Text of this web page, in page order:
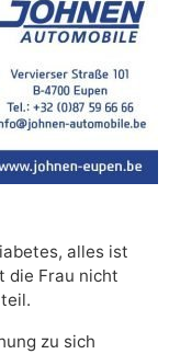
alles ist
die Frau nicht
zu sich